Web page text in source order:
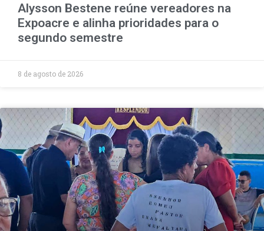
Alysson Bestene reúne vereadores na
Expoacre e alinha prioridades para o
segundo semestre
8 de agosto de 2026